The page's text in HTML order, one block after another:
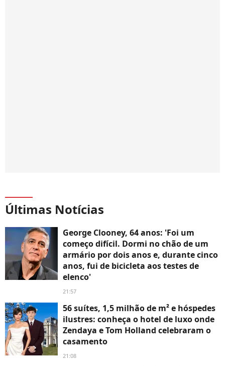
Últimas Notícias
George Clooney, 64 anos: 'Foi um
começo difícil. Dormi no chão de um
armário por dois anos e, durante cinco
anos, fui de bicicleta aos testes de
elenco'
21:57
56 suítes, 1,5 milhão de m² e hóspedes
ilustres: conheça o hotel de luxo onde
Zendaya e Tom Holland celebraram o
casamento
21:08